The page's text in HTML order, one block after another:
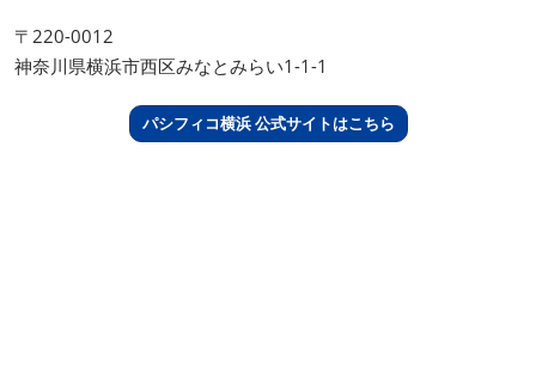
〒220-0012
神奈川県横浜市西区みなとみらい1-1-1
パシフィコ横浜 公式サイトはこちら